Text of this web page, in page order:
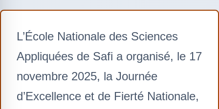
L’École Nationale des Sciences
Appliquées de Safi a organisé, le 17
novembre 2025, la Journée
d’Excellence et de Fierté Nationale,